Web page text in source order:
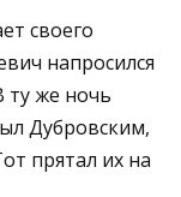
своего
напросился
ту же ночь
Дубровским,
прятал их на